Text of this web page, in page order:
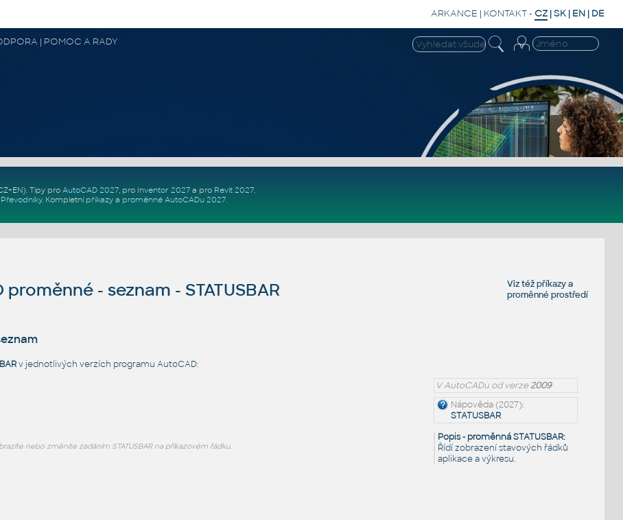
ARKANCE | KONTAKT- CZ |SK | EN | DE
| POMOC A RADY
. Tipy pro AutoCAD 2027, pro Inventor 2027a pro Revit 2027.
Převodníky. Kompletní příkazya proměnné AutoCADu 2027.
Viz téžpříkazya
proměnné prostředí
- seznam - STATUSBAR
v jednotlivých verzích programu AutoCAD:
V AutoCADu od verze2009
Nápověda (2027):
STATUSBAR
Popis - proměnná STATUSBAR:
Řídí zobrazení stavových řádků
aplikace a výkresu.
nebo změníte zadáním STATUSBAR na příkazovém řádku.